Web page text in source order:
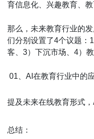
育信息化、兴趣教育、
那么，未来教育行业的
们分别设置了4个议题：
客、3）下沉市场、4）教
01、AI在教育行业中的
提及未来在线教育形式
总结：